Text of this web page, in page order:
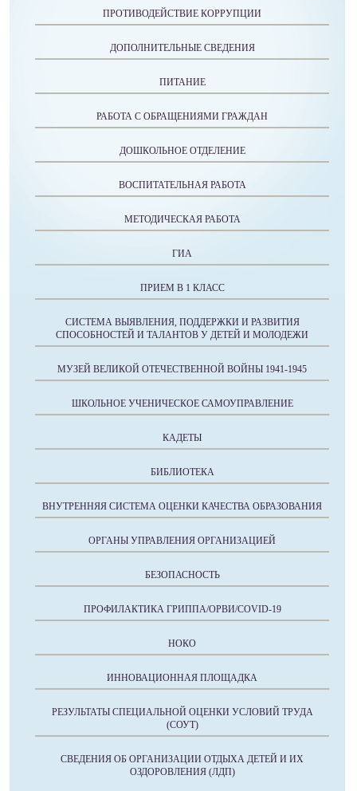
ПРОТИВОДЕЙСТВИЕ КОРРУПЦИИ
ДОПОЛНИТЕЛЬНЫЕ СВЕДЕНИЯ
ПИТАНИЕ
РАБОТА С ОБРАЩЕНИЯМИ ГРАЖДАН
ДОШКОЛЬНОЕ ОТДЕЛЕНИЕ
ВОСПИТАТЕЛЬНАЯ РАБОТА
МЕТОДИЧЕСКАЯ РАБОТА
ГИА
ПРИЕМ В 1 КЛАСС
СИСТЕМА ВЫЯВЛЕНИЯ, ПОДДЕРЖКИ И РАЗВИТИЯ
СПОСОБНОСТЕЙ И ТАЛАНТОВ У ДЕТЕЙ И МОЛОДЕЖИ
МУЗЕЙ ВЕЛИКОЙ ОТЕЧЕСТВЕННОЙ ВОЙНЫ 1941-1945
ШКОЛЬНОЕ УЧЕНИЧЕСКОЕ САМОУПРАВЛЕНИЕ
КАДЕТЫ
БИБЛИОТЕКА
ВНУТРЕННЯЯ СИСТЕМА ОЦЕНКИ КАЧЕСТВА ОБРАЗОВАНИЯ
ОРГАНЫ УПРАВЛЕНИЯ ОРГАНИЗАЦИЕЙ
БЕЗОПАСНОСТЬ
ПРОФИЛАКТИКА ГРИППА/ОРВИ/COVID-19
НОКО
ИННОВАЦИОННАЯ ПЛОЩАДКА
РЕЗУЛЬТАТЫ СПЕЦИАЛЬНОЙ ОЦЕНКИ УСЛОВИЙ ТРУДА
(СОУТ)
СВЕДЕНИЯ ОБ ОРГАНИЗАЦИИ ОТДЫХА ДЕТЕЙ И ИХ
ОЗДОРОВЛЕНИЯ (ЛДП)